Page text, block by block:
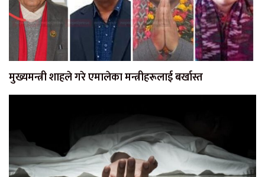
मुख्यमन्त्री शाहले गरे एमालेका मन्त्रीहरूलाई बर्खास्त